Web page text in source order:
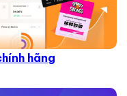
hãng